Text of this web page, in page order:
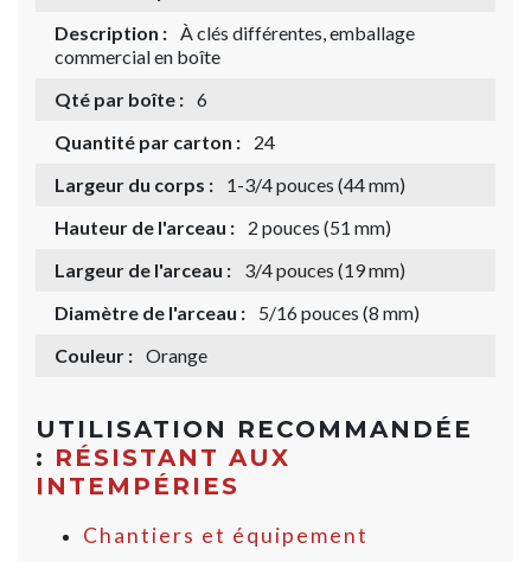
Description : À clés différentes, emballage
commercial en boîte
Qté par boîte : 6
Quantité par carton :
24
Largeur du corps :
1-3/4 pouces (44 mm)
Hauteur de l'arceau :
2 pouces (51 mm)
Largeur de l'arceau :
3/4 pouces (19 mm)
Diamètre de l'arceau :
5/16 pouces (8 mm)
Couleur : Orange
UTILISATION RECOMMANDÉE
: RÉSISTANT AUX
INTEMPÉRIES
Chantiers et équipement